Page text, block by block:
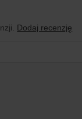
Dodaj recenzję